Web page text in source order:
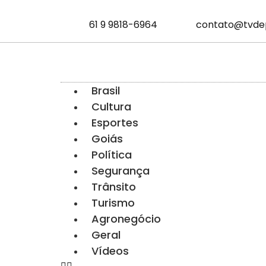
61 9 9818-6964
Brasil
Cultura
Esportes
Goiás
Política
Segurança
Trânsito
Turismo
Agronegócio
Geral
Vídeos